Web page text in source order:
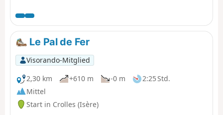
einer letzten am Chalet du Tovet. Anmerkung: Die
angezeigte Route stammt von meiner GPS-Uhr, die ich
nie angehalten habe, was die Schleifen an einigen
Stellen erklärt.
Le Pal de Fer
Visorando-Mitglied
2,30 km
+610 m -0 m
2:25 Std.
Mittel
Start in Crolles (Isère)